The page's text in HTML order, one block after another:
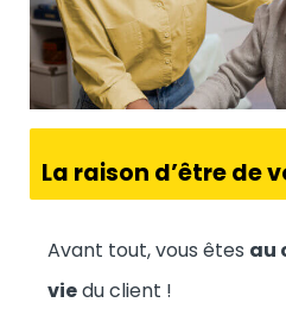
La raison d’être de
Avant tout, vous êtes au
viedu client !